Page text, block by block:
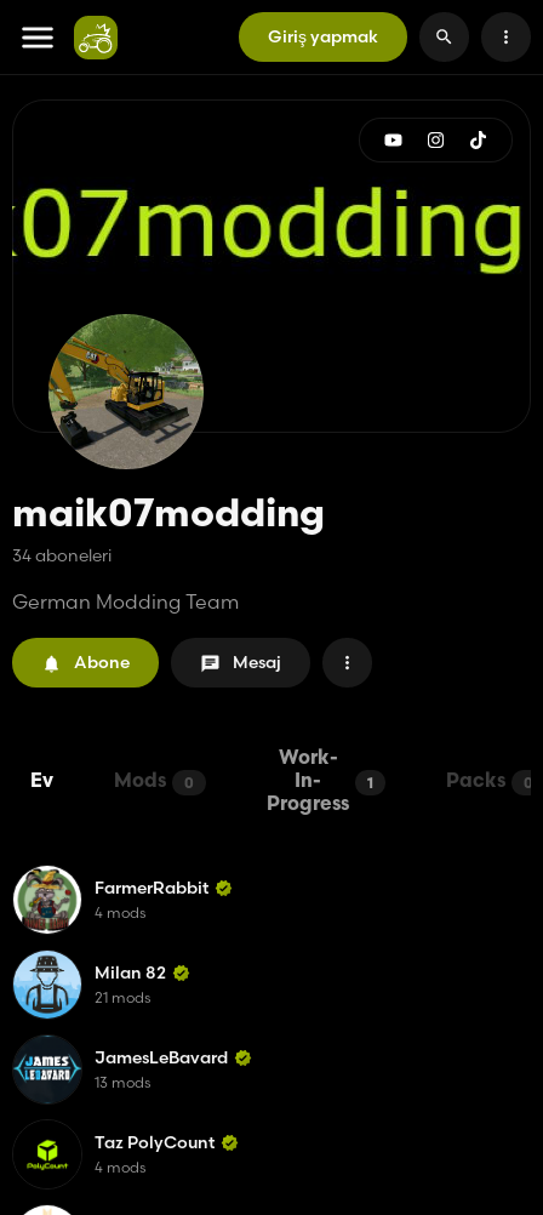
Giriş yapmak
maik07modding
34 aboneleri
German Modding Team
Abone Mesaj
Ev Mods 0
Work-
In-
Progress
1 Packs 0
FarmerRabbit
4 mods
Milan 82
21 mods
JamesLeBavard
13 mods
Taz PolyCount
4 mods